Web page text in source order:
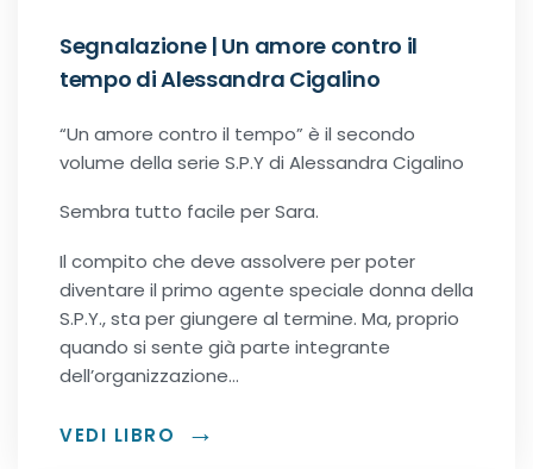
Age-gap romance
Chick-Lit
Contemporary Romance
Dark romance
Segnalazione | Un amore contro il
tempo di Alessandra Cigalino
“Un amore contro il tempo” è il secondo
volume della serie S.P.Y di Alessandra Cigalino
Sembra tutto facile per Sara.
Il compito che deve assolvere per poter
diventare il primo agente speciale donna della
S.P.Y., sta per giungere al termine. Ma, proprio
quando si sente già parte integrante
dell’organizzazione…
VEDI LIBRO